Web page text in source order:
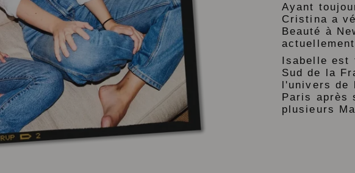
Ayant
Cristina a
Beauté à
Isabelle est
Sud de la
l'univers de
Paris après
plusieurs